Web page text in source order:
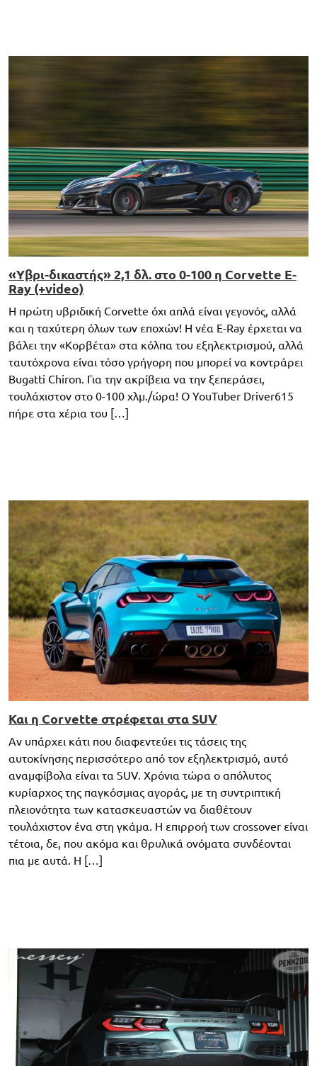
«Υβρι-δικαστής» 2,1 δλ. στο 0-100 η Corvette E-
Ray (+video)
Η πρώτη υβριδική Corvette όχι απλά είναι γεγονός, αλλά
και η ταχύτερη όλων των εποχών! Η νέα E-Ray έρχεται να
βάλει την «Κορβέτα» στα κόλπα του εξηλεκτρισμού, αλλά
ταυτόχρονα είναι τόσο γρήγορη που μπορεί να κοντράρει
Bugatti Chiron. Για την ακρίβεια να την ξεπεράσει,
τουλάχιστον στο 0-100 χλμ./ώρα! Ο YouTuber Driver615
πήρε στα χέρια του […]
Και η Corvette στρέφεται στα SUV
Αν υπάρχει κάτι που διαφεντεύει τις τάσεις της
αυτοκίνησης περισσότερο από τον εξηλεκτρισμό, αυτό
αναμφίβολα είναι τα SUV. Χρόνια τώρα ο απόλυτος
κυρίαρχος της παγκόσμιας αγοράς, με τη συντριπτική
πλειονότητα των κατασκευαστών να διαθέτουν
τουλάχιστον ένα στη γκάμα. Η επιρροή των crossover είναι
τέτοια, δε, που ακόμα και θρυλικά ονόματα συνδέονται
πια με αυτά. Η […]